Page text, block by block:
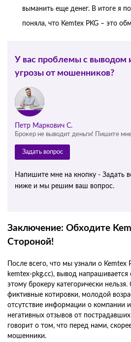
выманить еще денег. В итоге я
поняла, что Kemtex PKG – это
У вас проблемы с выводом
угрозы от мошенников?
Петр Маркович С.
Брокер не выводит деньги! Пишите
Задать вопрос
Напишите мне на кнопку - Задать
ниже и мы решим ваш вопрос.
Заключение: Обходите
Стороной!
После всего, что мы узнали о Kemtex
kemtex-pkg.cc), вывод напрашивается
этому брокеру категорически
фиктивные котировки, молодой
отсутствие информации о компании
негативных отзывов от
говорит о том, что перед нами,
мошенники.